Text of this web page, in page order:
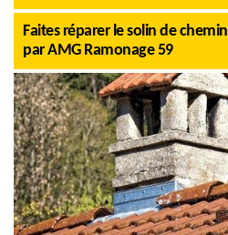
Faites réparer le solin de
par AMG Ramonage 59